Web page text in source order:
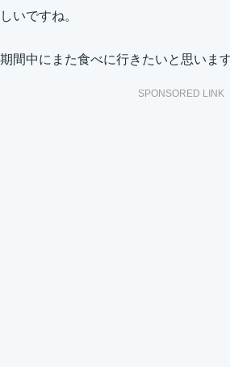
しいですね。
期間中にまた食べに行きたいと思います
SPONSORED LINK